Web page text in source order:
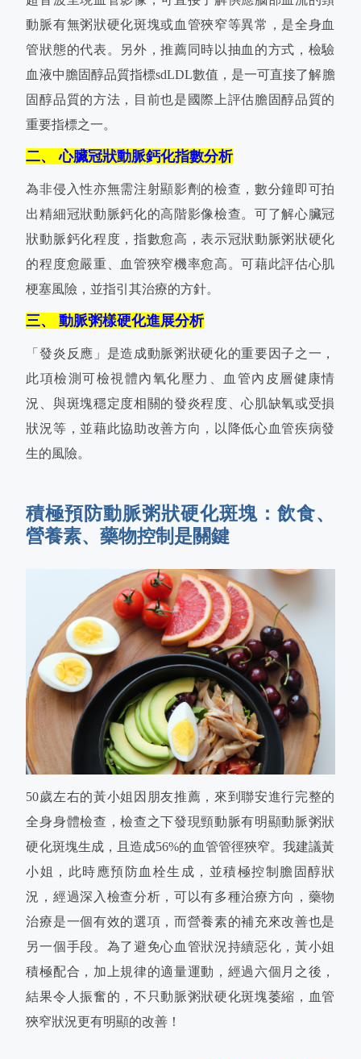
動脈有無粥狀硬化斑塊或血管狹窄等異常，是全身血
管狀態的代表。另外，推薦同時以抽血的方式，檢驗
血液中膽固醇品質指標sdLDL數值，是一可直接了解膽
固醇品質的方法，目前也是國際上評估膽固醇品質的
重要指標之一。
二、 心臟冠狀動脈鈣化指數分析
為非侵入性亦無需注射顯影劑的檢查，數分鐘即可拍
出精細冠狀動脈鈣化的高階影像檢查。可了解心臟冠
狀動脈鈣化程度，指數愈高，表示冠狀動脈粥狀硬化
的程度愈嚴重、血管狹窄機率愈高。可藉此評估心肌
梗塞風險，並指引其治療的方針。
三、 動脈粥樣硬化進展分析
「發炎反應」是造成動脈粥狀硬化的重要因子之一，
此項檢測可檢視體內氧化壓力、血管內皮層健康情
況、與斑塊穩定度相關的發炎程度、心肌缺氧或受損
狀況等，並藉此協助改善方向，以降低心血管疾病發
生的風險。
積極預防動脈粥狀硬化斑塊：飲食、
營養素、藥物控制是關鍵
50歲左右的黃小姐因朋友推薦，來到聯安進行完整的
全身身體檢查，檢查之下發現頸動脈有明顯動脈粥狀
硬化斑塊生成，且造成56%的血管管徑狹窄。我建議黃
小姐，此時應預防血栓生成，並積極控制膽固醇狀
況，經過深入檢查分析，可以有多種治療方向，藥物
治療是一個有效的選項，而營養素的補充來改善也是
另一個手段。為了避免心血管狀況持續惡化，黃小姐
積極配合，加上規律的適量運動，經過六個月之後，
結果令人振奮的，不只動脈粥狀硬化斑塊萎縮，血管
狹窄狀況更有明顯的改善！